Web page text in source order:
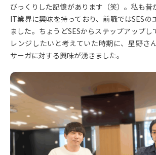
びっくりした記憶があります（笑）。私も昔
IT業界に興味を持っており、前職ではSESの
ました。ちょうどSESからステップアップし
レンジしたいと考えていた時期に、星野さ
サーガに対する興味が湧きました。